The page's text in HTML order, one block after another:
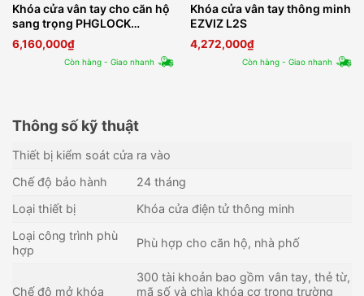
Khóa cửa vân tay cho căn hộ
sang trọng PHGLOCK
FP6601
6,160,000₫
Còn hàng - Giao nhanh
Khóa cửa vân tay thông minh
EZVIZ L2S
4,272,000₫
Còn hàng - Giao nhanh
Thông số kỹ thuật
Thiết bị kiểm soát cửa ra vào
Chế độ bảo hành
24 tháng
Loại thiết bị
Khóa cửa điện tử thông minh
Loại công trình phù
hợp
Phù hợp cho căn hộ, nhà phố
Chế độ mở khóa
300 tài khoản bao gồm vân tay, thẻ từ,
mã số và chìa khóa cơ trong trường